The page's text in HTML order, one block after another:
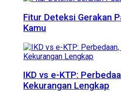
Fitur Deteksi Gerakan
Kamu
IKD vs e-KTP:
Kekurangan Lengkap